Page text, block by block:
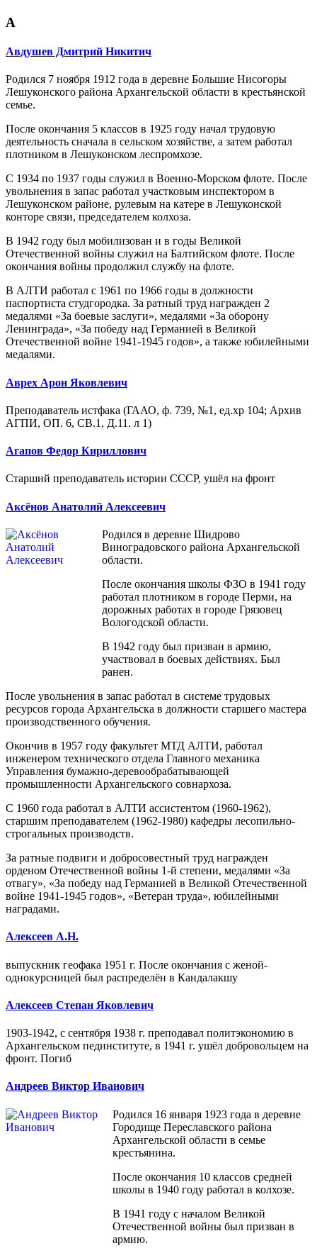
А
Авдушев Дмитрий Никитич
Родился 7 ноября 1912 года в деревне Большие Нисогоры
Лешуконского района Архангельской области в крестьянской
семье.
После окончания 5 классов в 1925 году начал трудовую
деятельность сначала в сельском хозяйстве, а затем работал
плотником в Лешуконском леспромхозе.
С 1934 по 1937 годы служил в Военно-Морском флоте. После
увольнения в запас работал участковым инспектором в
Лешуконском районе, рулевым на катере в Лешуконской
конторе связи, председателем колхоза.
В 1942 году был мобилизован и в годы Великой
Отечественной войны служил на Балтийском флоте. После
окончания войны продолжил службу на флоте.
В АЛТИ работал с 1961 по 1966 годы в должности
паспортиста студгородка. За ратный труд награжден 2
медалями «За боевые заслуги», медалями «За оборону
Ленинграда», «За победу над Германией в Великой
Отечественной войне 1941-1945 годов», а также юбилейными
медалями.
Аврех Арон Яковлевич
Преподаватель истфака (ГААО, ф. 739, №1, ед.хр 104; Архив
АГПИ, ОП. 6, СВ.1, Д.11. л 1)
Агапов Федор Кириллович
Старший преподаватель истории СССР, ушёл на фронт
Аксёнов Анатолий Алексеевич
Родился в деревне Шидрово
Виноградовского района Архангельской
области.
После окончания школы ФЗО в 1941 году
работал плотником в городе Перми, на
дорожных работах в городе Грязовец
Вологодской области.
В 1942 году был призван в армию,
участвовал в боевых действиях. Был
ранен.
После увольнения в запас работал в системе трудовых
ресурсов города Архангельска в должности старшего мастера
производственного обучения.
Окончив в 1957 году факультет МТД АЛТИ, работал
инженером технического отдела Главного механика
Управления бумажно-деревообрабатывающей
промышленности Архангельского совнархоза.
С 1960 года работал в АЛТИ ассистентом (1960-1962),
старшим преподавателем (1962-1980) кафедры лесопильно-
строгальных производств.
За ратные подвиги и добросовестный труд награжден
орденом Отечественной войны 1-й степени, медалями «За
отвагу», «За победу над Германией в Великой Отечественной
войне 1941-1945 годов», «Ветеран труда», юбилейными
наградами.
Алексеев А.Н.
выпускник геофака 1951 г. После окончания с женой-
однокурсницей был распределён в Кандалакшу
Алексеев Степан Яковлевич
1903-1942, с сентября 1938 г. преподавал политэкономию в
Архангельском пединституте, в 1941 г. ушёл добровольцем на
фронт. Погиб
Андреев Виктор Иванович
Родился 16 января 1923 года в деревне
Городище Переславского района
Архангельской области в семье
крестьянина.
После окончания 10 классов средней
школы в 1940 году работал в колхозе.
В 1941 году с началом Великой
Отечественной войны был призван в
армию.